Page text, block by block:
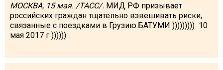
МОСКВА, 15 мая. /ТАСС/. МИД РФ призывает
российских граждан тщательно взвешивать риски,
связанные с поездками в Грузию.БАТУМИ ))))))))) 10
мая 2017 г ))))))